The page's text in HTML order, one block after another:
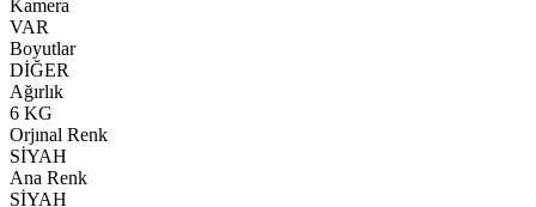
Kamera
VAR
Boyutlar
DİĞER
Ağırlık
6 KG
Orjınal Renk
SİYAH
Ana Renk
SİYAH